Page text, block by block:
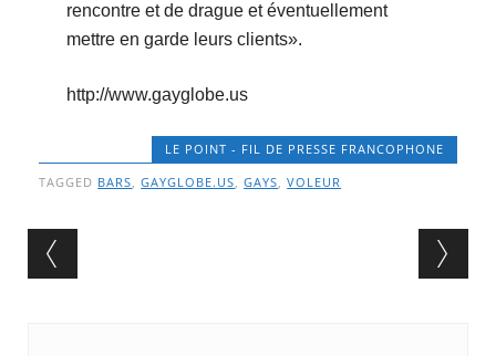
rencontre et de drague et éventuellement
mettre en garde leurs clients».
http://www.gayglobe.us
LE POINT - FIL DE PRESSE FRANCOPHONE
TAGGED BARS,GAYGLOBE.US,GAYS,VOLEUR
Post navigation